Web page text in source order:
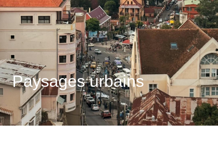
Paysages urbains